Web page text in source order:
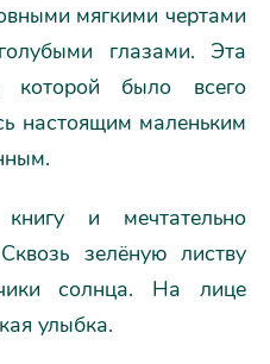
мягкими чертами
глазами. Эта
которой было всего
настоящим маленьким
и мечтательно
зелёную листву
солнца. На лице
улыбка.